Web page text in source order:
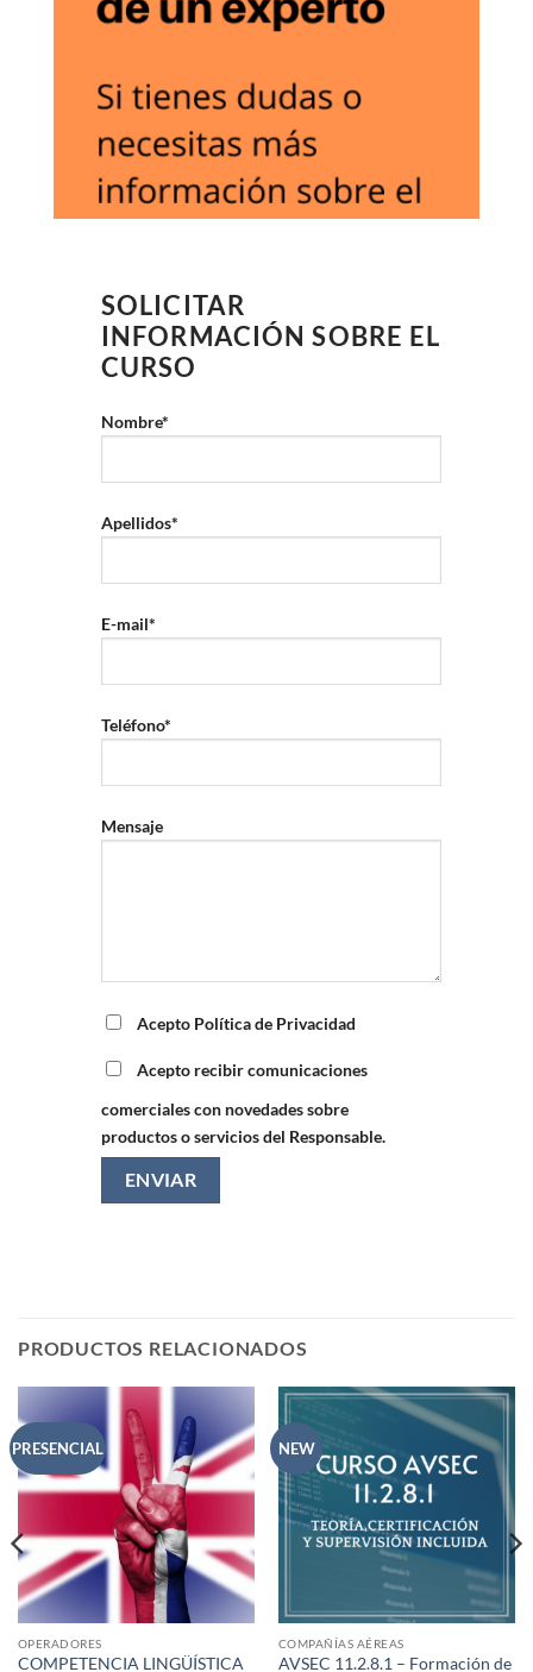
SOLICITAR
INFORMACIÓN SOBRE EL
CURSO
Nombre*
Apellidos*
E-mail*
Teléfono*
Mensaje
Acepto Política de Privacidad
Acepto recibir comunicaciones
comerciales con novedades sobre
productos o servicios del Responsable.
PRODUCTOS RELACIONADOS
PRESENCIAL
OPERADORES
COMPETENCIA LINGÜÍSTICA
NEW
COMPAÑÍAS AÉREAS
AVSEC 11.2.8.1 – Formación de